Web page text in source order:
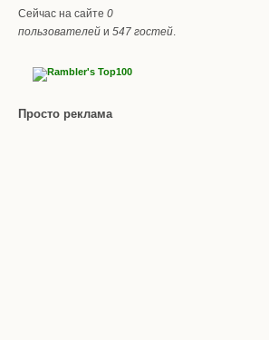
Сейчас на сайте 0
пользователей и 547 гостей
Просто реклама